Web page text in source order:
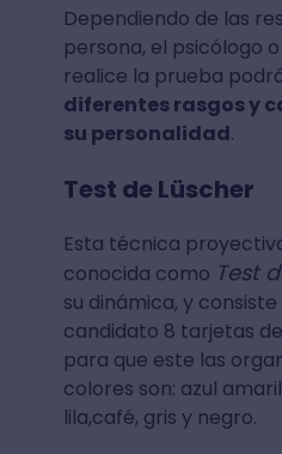
Dependiendo de las
persona, el psicólogo
realice la prueba
diferentes rasgos y
su personalidad.
Test de Lüscher
Esta técnica
conocida como Test
su dinámica, y
candidato 8 tarjetas
para que este las
colores son: azul
lila,café, gris y negro.